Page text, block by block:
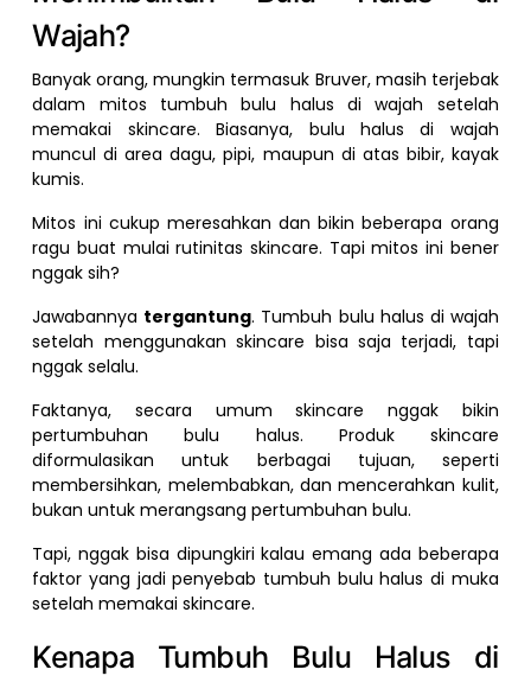
Wajah?
Banyak orang, mungkin termasuk Bruver, masih terjebak
dalam mitos tumbuh bulu halus di wajah setelah
memakai skincare. Biasanya, bulu halus di wajah
muncul di area dagu, pipi, maupun di atas bibir, kayak
kumis.
Mitos ini cukup meresahkan dan bikin beberapa orang
ragu buat mulai rutinitas skincare. Tapi mitos ini bener
nggak sih?
Jawabannya tergantung. Tumbuh bulu halus di wajah
setelah menggunakan skincare bisa saja terjadi, tapi
nggak selalu.
Faktanya, secara umum skincare nggak bikin
pertumbuhan bulu halus. Produk skincare
diformulasikan untuk berbagai tujuan, seperti
membersihkan, melembabkan, dan mencerahkan kulit,
bukan untuk merangsang pertumbuhan bulu.
Tapi, nggak bisa dipungkiri kalau emang ada beberapa
faktor yang jadi penyebab tumbuh bulu halus di muka
setelah memakai skincare.
Kenapa Tumbuh Bulu Halus di